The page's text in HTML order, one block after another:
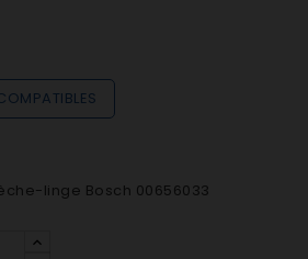
linge Bosch 00656033